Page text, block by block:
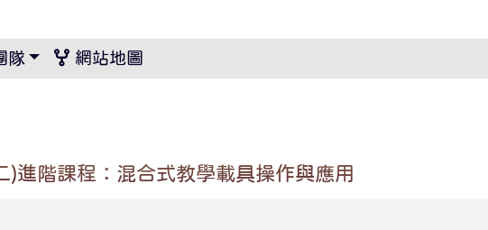
隊 網站地圖
進階課程：混合式教學載具操作與應用